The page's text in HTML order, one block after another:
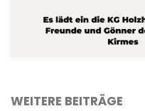
WEITERE BEITRÄGE